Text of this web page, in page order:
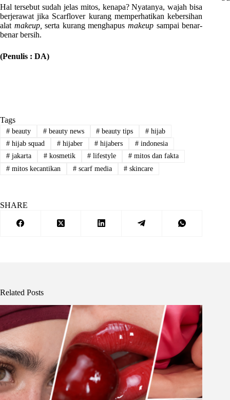
Hal tersebut sudah jelas mitos, kenapa? Nyatanya, wajah bisa
berjerawat jika Scarflover kurang memperhatikan kebersihan
alat makeup,serta kurang menghapusmakeup sampai benar-
benar bersih.
(Penulis : DA)
Tags
#beauty #beauty news # beauty tips # hijab
#hijab squad #hijaber # hijabers # indonesia
#jakarta #kosmetik # lifestyle # mitos dan fakta
#mitos kecantikan #scarf media # skincare
SHARE
Related Posts